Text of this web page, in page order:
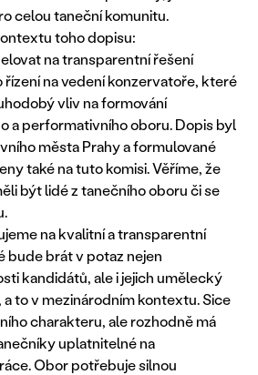
celou taneční komunitu.
toho dopisu:
na transparentní řešení
na vedení konzervatoře, které
vliv na formování
a performativního oboru. Dopis byl
města Prahy a formulované
také na tuto komisi. Věříme, že
být lidé z tanečního oboru či se
na kvalitní a transparentní
bude brát v potaz nejen
kandidátů, ale i jejich umělecký
to v mezinárodním kontextu. Sice
charakteru, ale rozhodně má
uplatnitelné na
Obor potřebuje silnou